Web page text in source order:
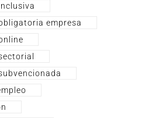
empresa